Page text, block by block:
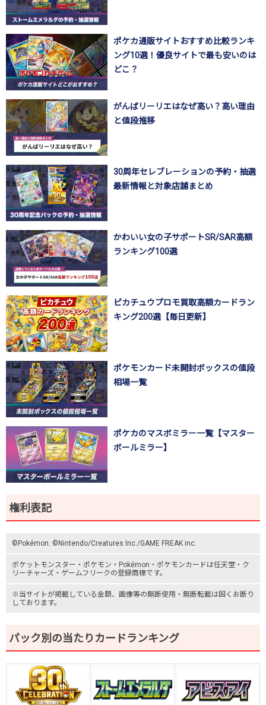
ポケカ通販サイトおすすめ比較ランキ
ング10選！優良サイトで最も安いのは
どこ？
がんばリーリエはなぜ高い？高い理由
と値段推移
30周年セレブレーションの予約・抽選
最新情報と対象店舗まとめ
かわいい女の子サポートSR/SAR高額
ランキング100選
ピカチュウプロモ買取高額カードラン
キング200選【毎日更新】
ポケモンカード未開封ボックスの値段
相場一覧
ポケカのマスボミラー一覧【マスター
ボールミラー】
権利表記
©Pokémon. ©Nintendo/Creatures Inc./GAME FREAK inc.
ポケットモンスター ・ポケモン・Pokémon・ ポケモンカードは任天堂・ ク
リーチャーズ ・ ゲームフリークの登録商標です。
※当サイトが掲載している金額、画像等の無断使用・無断転載は固くお断り
しております。
パック別の当たりカードランキング